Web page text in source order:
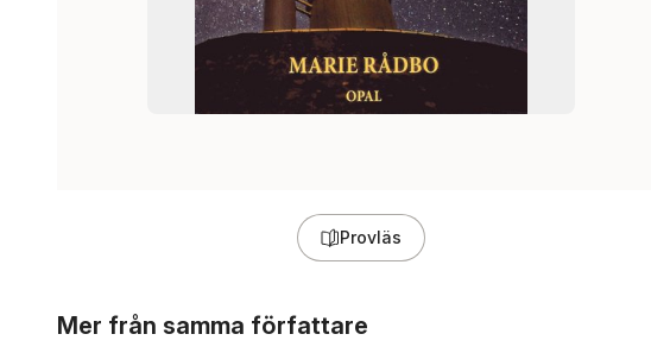
Provläs
Mer från samma författare